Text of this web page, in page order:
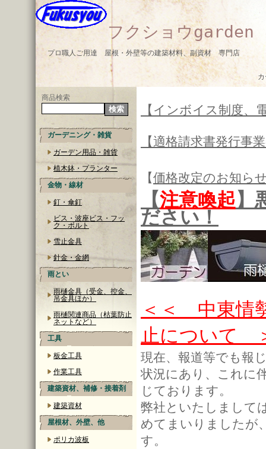
フクショウgarden
プロ職人ご用達 屋根・外壁等の建築材料、副資材 専門店
商品検索
ガーデニング・雑貨
ガーデン用品・雑貨
植木鉢・プランター
金物・線材
釘・傘釘
ビス・波座ビス・フッ
ク・ボルト
雪止金具
針金・金網
雨とい
雨樋金具（受金、控金、
吊金具ほか）
雨樋関連商品（枯葉防止
ネットなど）
工具
板金工具
作業工具
建築資材、補修・接着剤
建築資材
屋根材、外壁、他
ポリカ波板
【インボイス制度、
【適格請求書発行事
【価格改定のお知ら
【注意喚起】
ださい！
＜＜ 中東情
止について
現在、報道等でも報
状況にあり、これに
じております。
弊社といたしまして
めてまいりましたが
す。